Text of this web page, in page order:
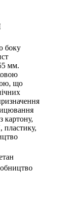
боку
мм.
що
картону,
пластику,